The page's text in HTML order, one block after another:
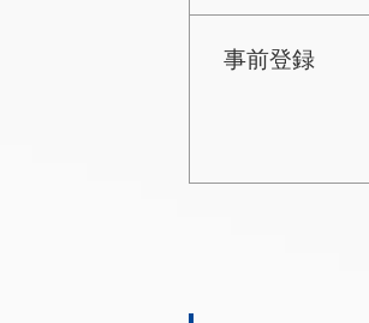
事前登録